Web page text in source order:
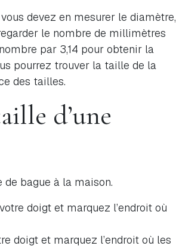
devez en mesurer le diamètre,
le nombre de millimètres
par 3,14 pour obtenir la
pourrez trouver la taille de la
des tailles.
d’une
bague à la maison.
doigt et marquez l’endroit où
doigt et marquez l’endroit où les